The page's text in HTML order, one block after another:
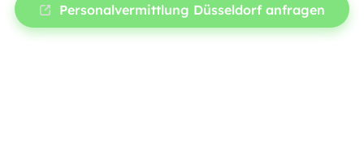
Personalvermittlung Düsseldorf anfragen